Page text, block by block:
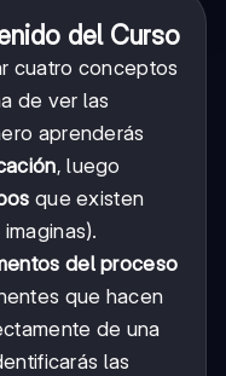
del Curso
cuatro conceptos
de ver las
aprenderás
, luego
que existen
del proceso
que hacen
de una
las